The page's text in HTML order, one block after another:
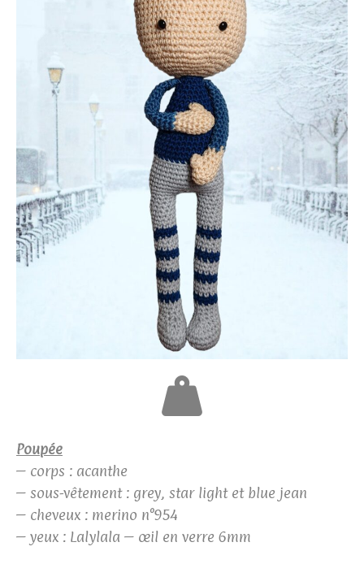
Poupée
– corps : acanthe
– sous-vêtement : grey, star light et blue jean
– cheveux : merino n°954
– yeux : Lalylala – œil en verre 6mm